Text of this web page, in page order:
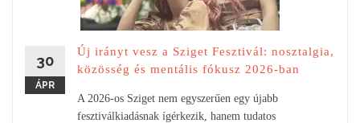
30
ÁPR
Új irányt vesz a Sziget Fesztivál: nosztalgia,
közösség és mentális fókusz 2026-ban
A 2026-os Sziget nem egyszerűen egy újabb
fesztiválkiadásnak ígérkezik, hanem tudatos